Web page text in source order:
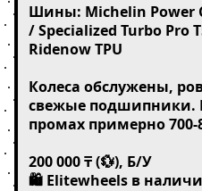
Шины: Michelin Power
/ Specialized Turbo Pro
Ridenow TPU
Колеса обслужены,
свежые подшипники.
промах примерно 700-
200 000 ₸ (💱), Б/У
🛍️ Elitewheels в